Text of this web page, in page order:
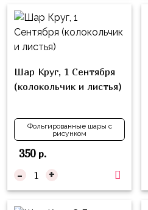
Шар Круг, 1 Сентября
(колокольчик и листья)
Фольгированные шары с
рисунком
350р.
- +
из
шаров
Цифры
Шары
с
Большие
шары
фигуры
Коробка-
Пони
Губка
Боб
Буба
Лунтик
Чебурашка
Черепашки-
ниндзя
Фиксики